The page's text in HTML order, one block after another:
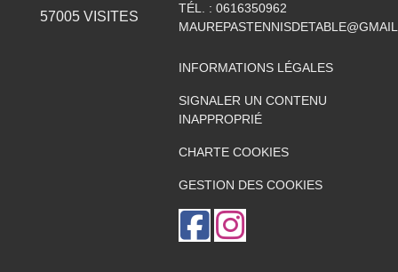
57005VISITES
TÉL. : 0616350962
INFORMATIONS LÉGALES
SIGNALER UN CONTENU
INAPPROPRIÉ
CHARTE COOKIES
GESTION DES COOKIES